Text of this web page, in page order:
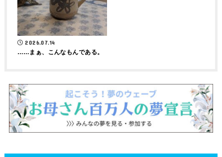
2026.07.14
……まぁ、こんなもんである。